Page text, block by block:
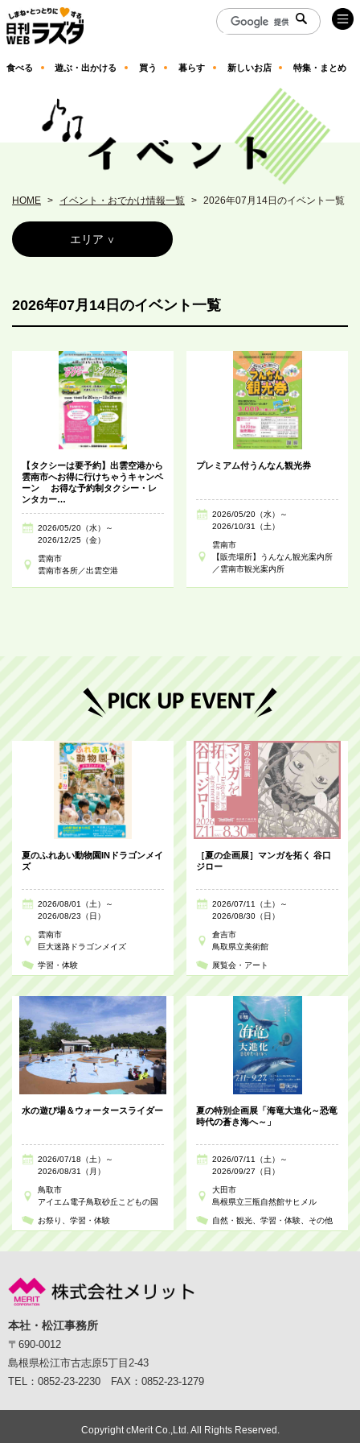
食べる 遊ぶ・出かける 買う 暮らす 新しいお店 特集・まとめ
HOME イベント・おでかけ情報一覧 2026年07月14日のイベント一覧
エリア
2026年07月14日のイベント一覧
【タクシーは要予約】出雲空港から
雲南市へお得に行けちゃうキャンペ
ーン お得な予約制タクシー・レ
ンタカー…
2026/05/20（水）～
2026/12/25（金）
雲南市
雲南市各所／出雲空港
プレミアム付うんなん観光券
2026/05/20（水）～
2026/10/31（土）
雲南市
【販売場所】うんなん観光案内所
／雲南市観光案内所
夏のふれあい動物園INドラゴンメイ
ズ
2026/08/01（土）～
2026/08/23（日）
雲南市
巨大迷路ドラゴンメイズ
学習・体験
［夏の企画展］マンガを拓く 谷口
ジロー
2026/07/11（土）～
2026/08/30（日）
倉吉市
鳥取県立美術館
展覧会・アート
水の遊び場＆ウォータースライダー
2026/07/18（土）～
2026/08/31（月）
鳥取市
アイエム電子鳥取砂丘こどもの国
お祭り 学習・体験
夏の特別企画展「海竜大進化～恐竜
時代の蒼き海へ～」
2026/07/11（土）～
2026/09/27（日）
大田市
島根県立三瓶自然館サヒメル
自然・観光 学習・体験 その他
本社・松江事務所
〒690-0012
島根県松江市古志原5丁目2-43
TEL：0852-23-2230 FAX：0852-23-1279
Copyright cMerit Co.,Ltd. All Rights Reserved.